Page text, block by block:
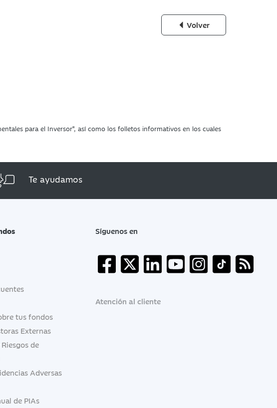
Volver
para el Inversor", así como los folletos informativos en los cuales
Te ayudamos
tus fondos
Externas
de
Adversas
de PIAs
Síguenos en
Atención al cliente